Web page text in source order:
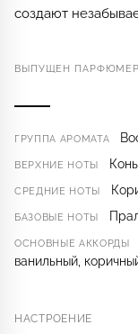
создают
ВЫПУЩЕН
ГРУППА АРОМАТА
ВЕРХНИЕ НОТЫ
СРЕДНИЕ НОТЫ
БАЗОВЫЕ НОТЫ
ОСНОВНЫЕ АККОРДЫ
ванильный,
НАСТРОЕНИЕ